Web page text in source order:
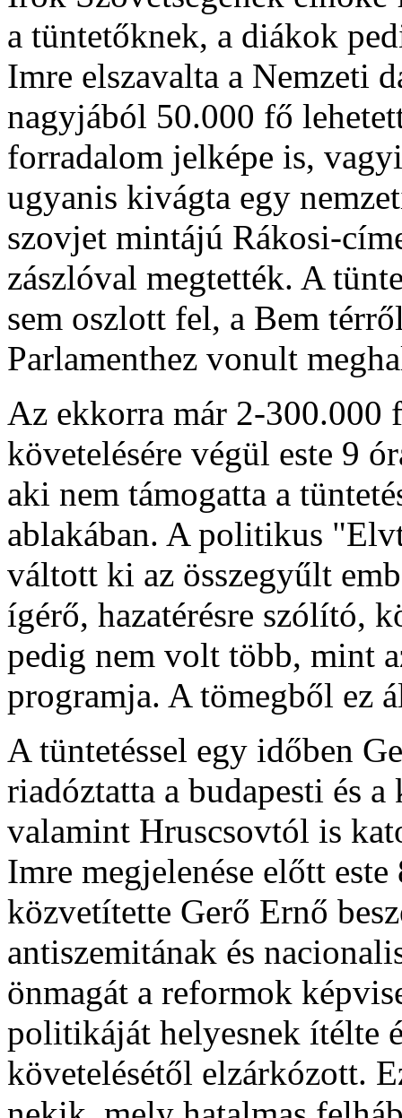
a tüntetőknek, a diákok
Imre elszavalta a Nemzeti
nagyjából 50.000 fő
forradalom jelképe is,
ugyanis kivágta egy
szovjet mintájú Rákosi-
zászlóval megtették. A
sem oszlott fel, a Bem
Parlamenthez vonult
Az ekkorra már 2-300.000
követelésére végül este 9
aki nem támogatta a
ablakában. A politikus
váltott ki az összegyűlt
ígérő, hazatérésre szólító,
pedig nem volt több, mint
programja. A tömegből ez
A tüntetéssel egy időben
riadóztatta a budapesti és
valamint Hruscsovtól is
Imre megjelenése előtt
közvetítette Gerő Ernő
antiszemitának és
önmagát a reformok
politikáját helyesnek ítélte
követelésétől elzárkózott.